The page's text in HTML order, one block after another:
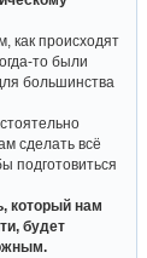
как происходят
​то были
большинства
сделать всё
подготовиться
который нам
будет